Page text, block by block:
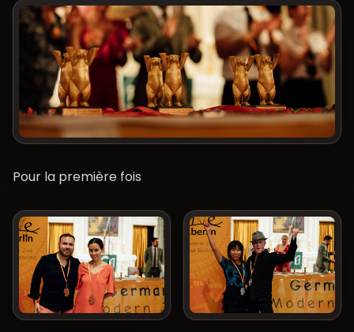
Pour la première fois